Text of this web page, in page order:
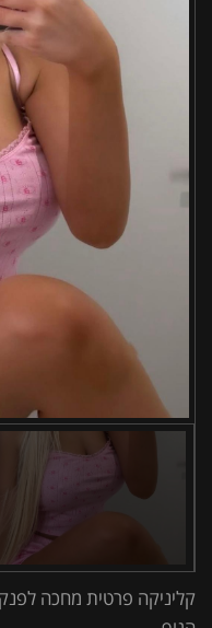
קליניקה פרטית מחכה